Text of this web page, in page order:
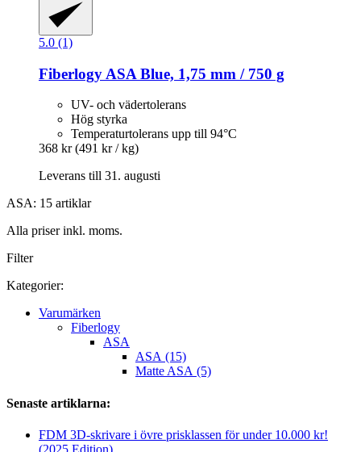
5.0 (1)
Fiberlogy ASA Blue, 1,75 mm / 750 g
UV- och vädertolerans
Hög styrka
Temperaturtolerans upp till 94°C
368 kr (491 kr / kg)
Leverans till 31. augusti
ASA: 15 artiklar
Alla priser inkl. moms.
Filter
Kategorier:
Varumärken
Fiberlogy
ASA
ASA (15)
Matte ASA (5)
Senaste artiklarna:
FDM 3D-skrivare i övre prisklassen för under 10.000 kr!
(2025 Edition)